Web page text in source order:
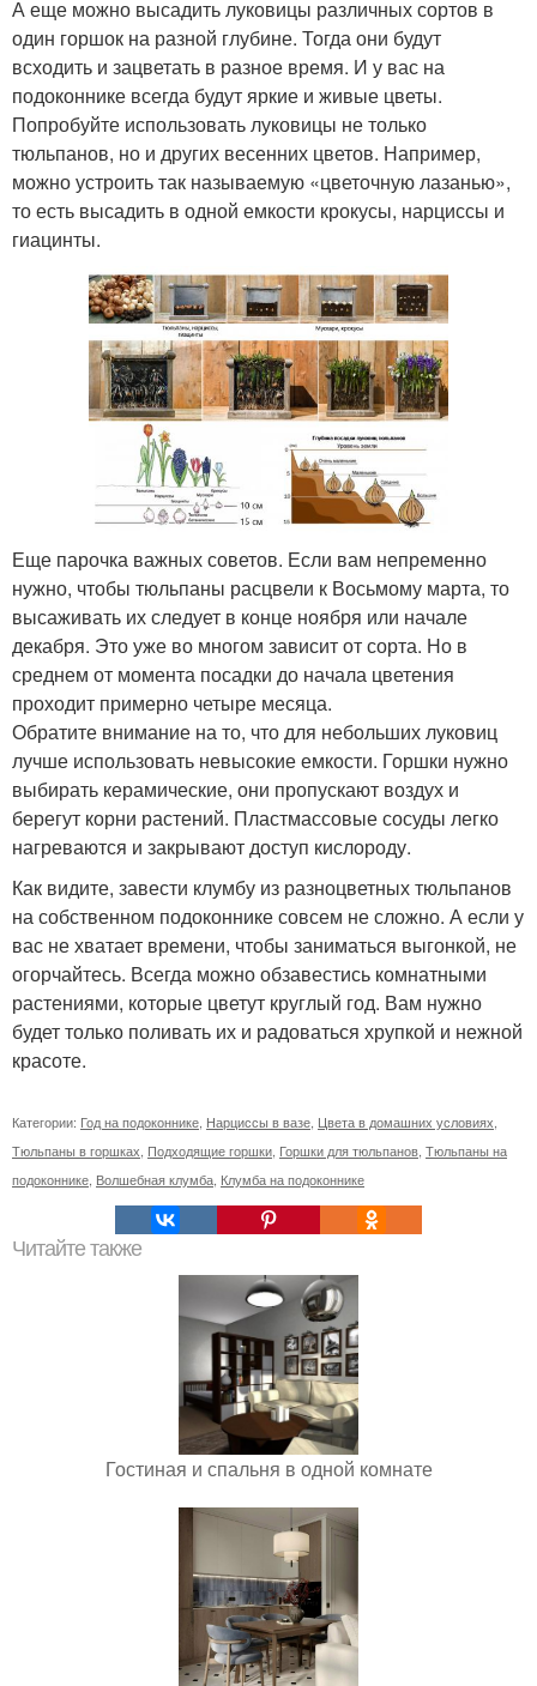
А еще можно высадить луковицы различных сортов в
один горшок на разной глубине. Тогда они будут
всходить и зацветать в разное время. И у вас на
подоконнике всегда будут яркие и живые цветы.
Попробуйте использовать луковицы не только
тюльпанов, но и других весенних цветов. Например,
можно устроить так называемую «цветочную лазанью»,
то есть высадить в одной емкости крокусы, нарциссы и
гиацинты.
Еще парочка важных советов. Если вам непременно
нужно, чтобы тюльпаны расцвели к Восьмому марта, то
высаживать их следует в конце ноября или начале
декабря. Это уже во многом зависит от сорта. Но в
среднем от момента посадки до начала цветения
проходит примерно четыре месяца.
Обратите внимание на то, что для небольших луковиц
лучше использовать невысокие емкости. Горшки нужно
выбирать керамические, они пропускают воздух и
берегут корни растений. Пластмассовые сосуды легко
нагреваются и закрывают доступ кислороду.
Как видите, завести клумбу из разноцветных тюльпанов
на собственном подоконнике совсем не сложно. А если у
вас не хватает времени, чтобы заниматься выгонкой, не
огорчайтесь. Всегда можно обзавестись комнатными
растениями, которые цветут круглый год. Вам нужно
будет только поливать их и радоваться хрупкой и нежной
красоте.
Категории: Год на подоконнике, Нарциссы в вазе, Цвета в домашних условиях,
Тюльпаны в горшках, Подходящие горшки, Горшки для тюльпанов, Тюльпаны на
подоконнике, Волшебная клумба, Клумба на подоконнике
Читайте также
Гостиная и спальня в одной комнате